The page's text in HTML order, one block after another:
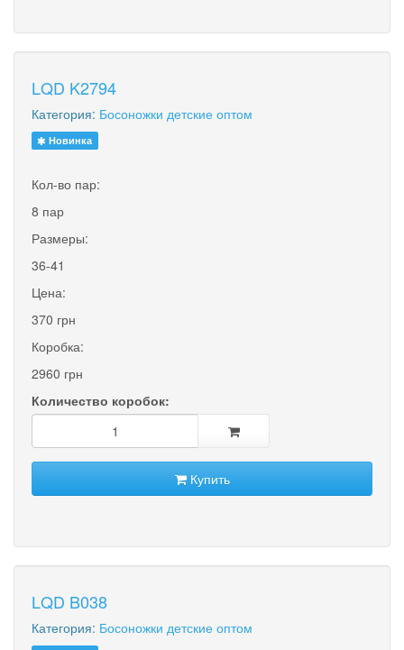
LQD K2794
Категория: Босоножки детские оптом
Новинка
Кол-во пар:
8 пар
Размеры:
36-41
Цена:
370 грн
Коробка:
2960 грн
Количество коробок:
Купить
LQD B038
Категория: Босоножки детские оптом